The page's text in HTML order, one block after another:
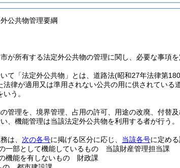
公共物管理要綱
が所有する法定外公共物の管理に関し、必要な事項を
て「法定外公共物」とは、道路法(昭和27年法律第
法律が適用又は準用されない公共の用に供されている
う。
管理を、境界管理、占用の許可、用途の改廃、付替
、機能管理は当該法定外公共物を利用する者が行う。
は、 次の各号に掲げる区分に応じ、 当該各号に定める
一部として機能しているもの 当該財産管理担当課
機能を有しないもの 財政課